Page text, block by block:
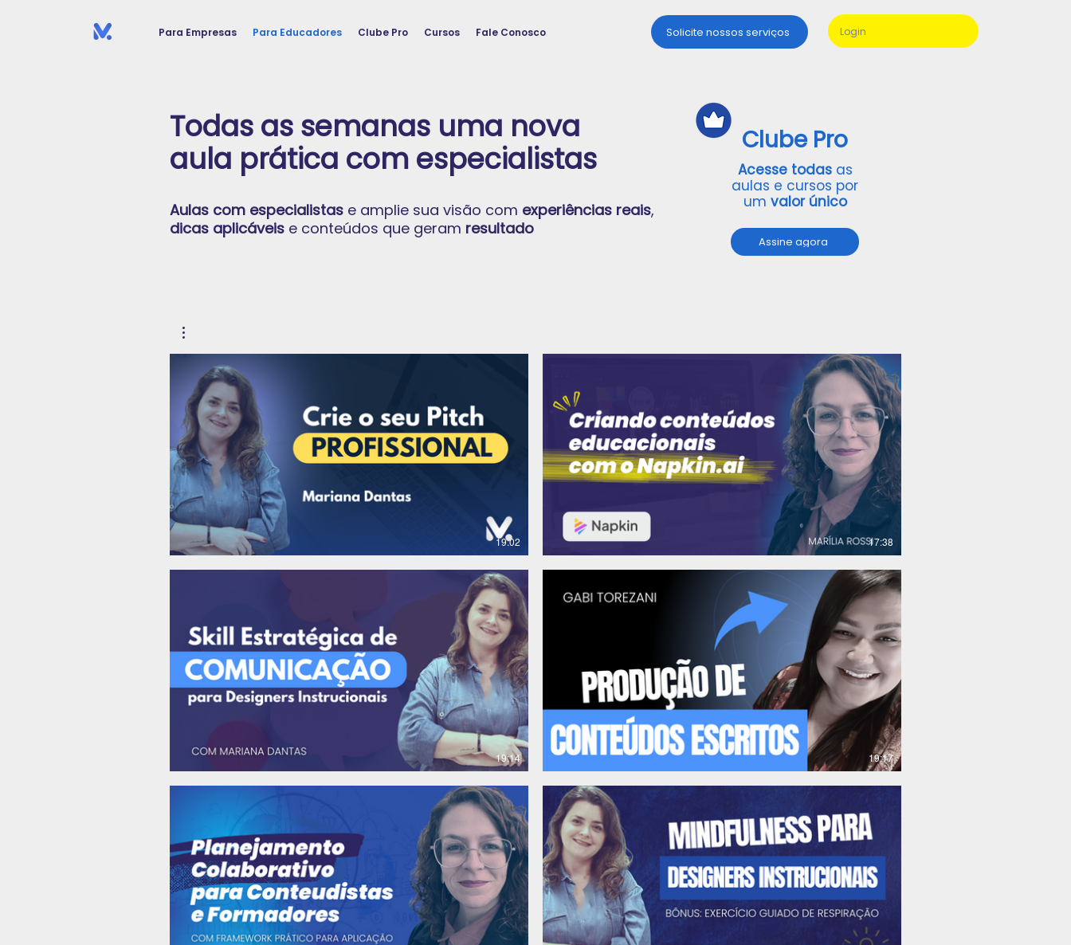
Para Empresas Para Educadores Clube Pro Cursos Fale Conosco Solicite nossos serviços Login
Todas as semanas uma nova
aula prática com especialistas
​Aulas com especialistas e amplie sua visão com experiências reais,
dicas aplicáveis e conteúdos que geram resultado
Clube Pro
Acesse todasas
aulas e cursos por
um valor único
Assine agora
R$
19:02
R$
17:38
R$
19:14
R$
19:17
R$ R$